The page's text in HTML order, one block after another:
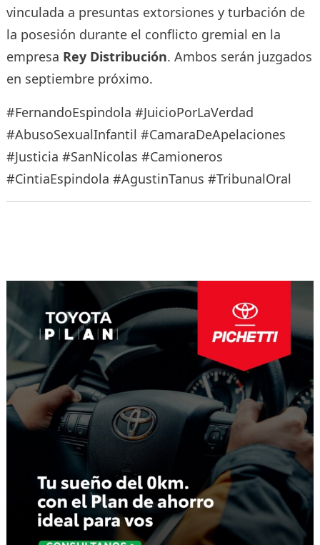
vinculada a presuntas extorsiones y turbación de
la posesión durante el conflicto gremial en la
empresa Rey Distribución. Ambos serán juzgados
en septiembre próximo.
#FernandoEspindola #JuicioPorLaVerdad
#AbusoSexualInfantil #CamaraDeApelaciones
#Justicia #SanNicolas #Camioneros
#CintiaEspindola #AgustinTanus #TribunalOral
entradas